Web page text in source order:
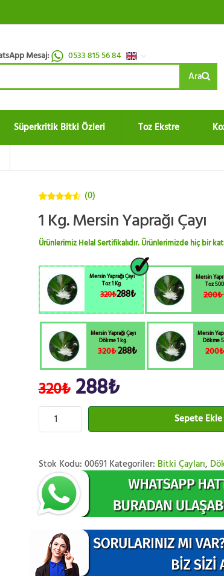
Mesaj: 0533 815 56 84
Ara
Süperkritik Bitki Özleri Toz Ekstre
üzerinden
(0)
1 Kg. Mersin Yaprağı Çayı
Ürünlerimiz Helal Sertifikalıdır. Ürünlerimizde hiç bir
Mersin Yaprağı Çayı
Toz 1 Kg.
320₺288₺
Mersin
Toz
200₺
Mersin Yaprağı Çayı
Dökme 1 kg.
320₺288₺
Mersin
Dökme
320₺288₺
Sepete Ekle
Stok Kodu: 00691 Kategoriler: Bitki Çayları,